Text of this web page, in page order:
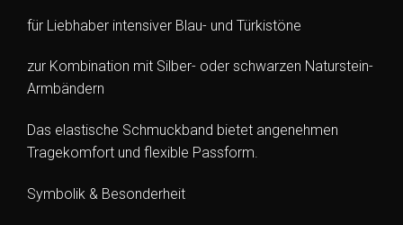
für Liebhaber intensiver Blau- und Türkistöne
zur Kombination mit Silber- oder schwarzen Naturstein-
Armbändern
Das elastische Schmuckband bietet angenehmen
Tragekomfort und flexible Passform.
Symbolik & Besonderheit